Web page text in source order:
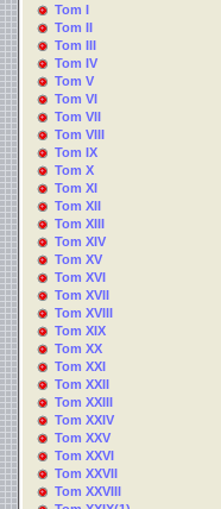
Tom I
Tom II
Tom III
Tom IV
Tom V
Tom VI
Tom VII
Tom VIII
Tom IX
Tom X
Tom XI
Tom XII
Tom XIII
Tom XIV
Tom XV
Tom XVI
Tom XVII
Tom XVIII
Tom XIX
Tom XX
Tom XXI
Tom XXII
Tom XXIII
Tom XXIV
Tom XXV
Tom XXVI
Tom XXVII
Tom XXVIII